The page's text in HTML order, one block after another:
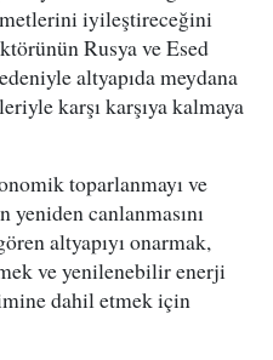
iyileştireceğini
Rusya ve Esed
altyapıda meydana
karşı karşıya kalmaya
toparlanmayı ve
canlanmasını
altyapıyı onarmak,
ve yenilenebilir enerji
dahil etmek için